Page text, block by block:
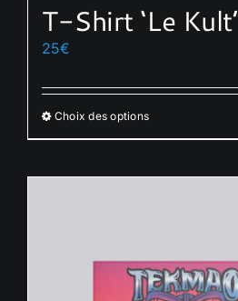
T-Shirt ‘Le Kult’
25€
Choix des optionsCe
produit
options
peuvent